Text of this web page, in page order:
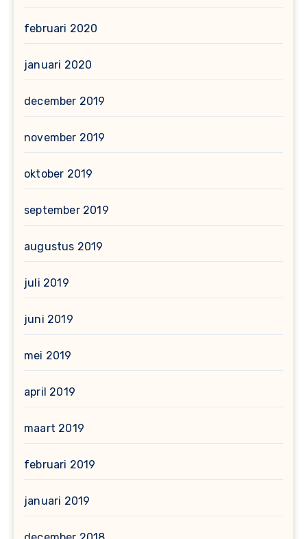
februari 2020
januari 2020
december 2019
november 2019
oktober 2019
september 2019
augustus 2019
juli 2019
juni 2019
mei 2019
april 2019
maart 2019
februari 2019
januari 2019